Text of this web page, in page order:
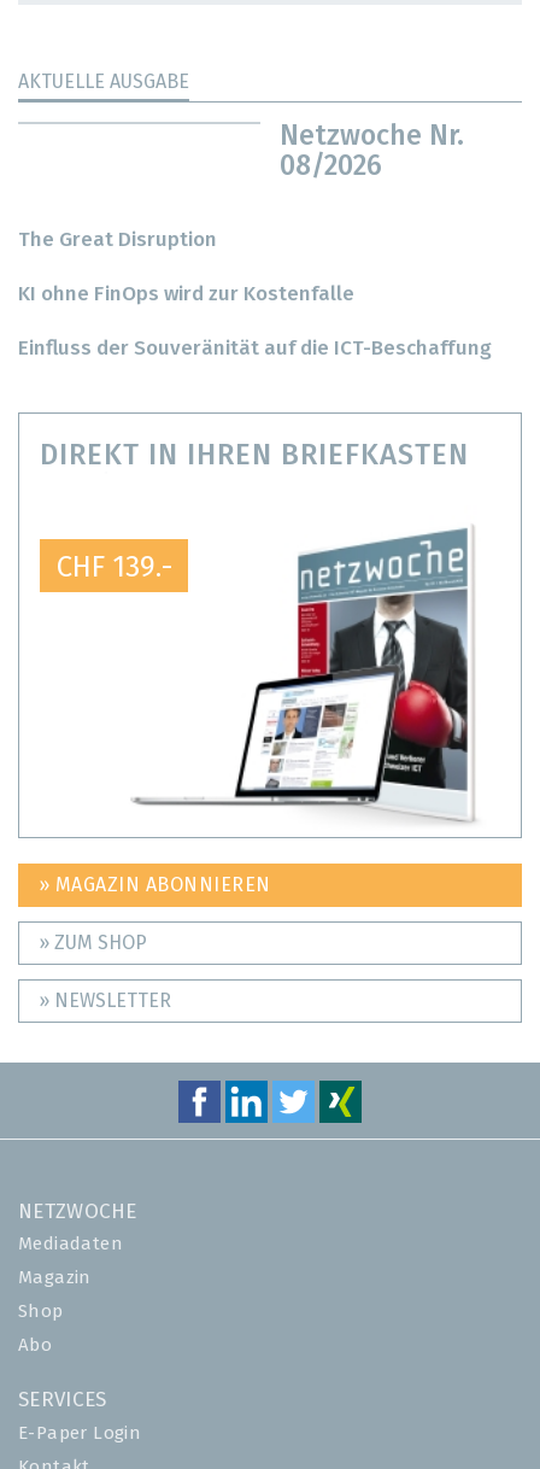
AKTUELLE AUSGABE
Netzwoche Nr.
08/2026
The Great Disruption
KI ohne FinOps wird zur Kostenfalle
Einfluss der Souveränität auf die ICT-Beschaffung
DIREKT IN IHREN BRIEFKASTEN
CHF 139.-
» MAGAZIN ABONNIEREN
» ZUM SHOP
» NEWSLETTER
NETZWOCHE
Mediadaten
Magazin
Shop
Abo
SERVICES
E-Paper Login